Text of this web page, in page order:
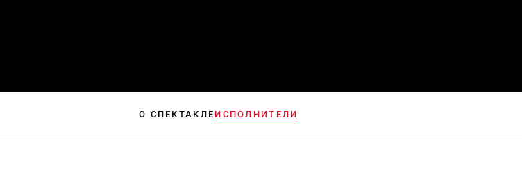
О СПЕКТАКЛЕ ИСПОЛНИТЕЛИ